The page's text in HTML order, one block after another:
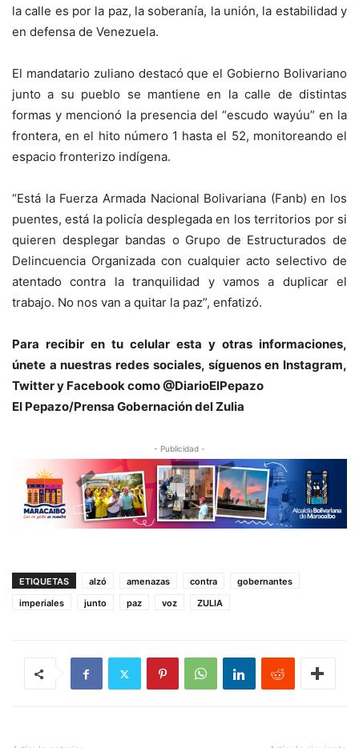
la calle es por la paz, la soberanía, la unión, la estabilidad y
en defensa de Venezuela.
El mandatario zuliano destacó que el Gobierno Bolivariano
junto a su pueblo se mantiene en la calle de distintas
formas y mencionó la presencia del “escudo wayúu” en la
frontera, en el hito número 1 hasta el 52, monitoreando el
espacio fronterizo indígena.
“Está la Fuerza Armada Nacional Bolivariana (Fanb) en los
puentes, está la policía desplegada en los territorios por si
quieren desplegar bandas o Grupo de Estructurados de
Delincuencia Organizada con cualquier acto selectivo de
atentado contra la tranquilidad y vamos a duplicar el
trabajo. No nos van a quitar la paz”, enfatizó.
Para recibir en tu celular esta y otras informaciones,
únete a nuestras redes sociales, síguenos en Instagram,
Twitter y Facebook como @DiarioElPepazo
El Pepazo/Prensa Gobernación del Zulia
- Publicidad -
ETIQUETAS alzó amenazas contra
gobernantes
imperiales
junto paz voz ZULIA